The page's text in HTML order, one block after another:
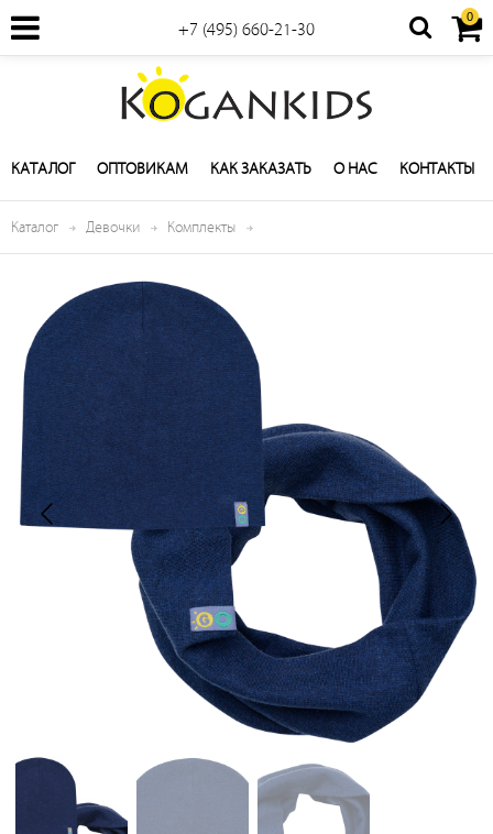
+7 (495) 660-21-30
0
КАТАЛОГ ОПТОВИКАМ КАК ЗАКАЗАТЬ О НАС КОНТАКТЫ
Каталог Девочки Комплекты